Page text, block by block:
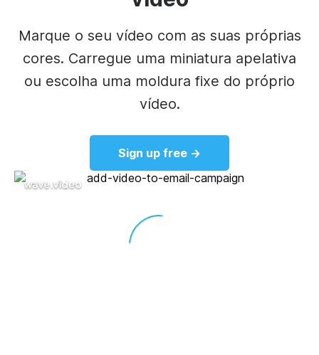
Marque o seu vídeo com as suas próprias
cores. Carregue uma miniatura apelativa
ou escolha uma moldura fixe do próprio
vídeo.
Sign up free →